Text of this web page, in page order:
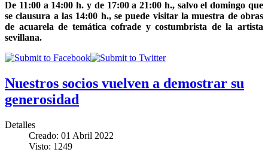
De 11:00 a 14:00 h. y de 17:00 a 21:00 h., salvo el domingo que
se clausura a las 14:00 h., se puede visitar la muestra de obras
de acuarela de temática cofrade y costumbrista de la artista
sevillana.
Nuestros socios vuelven a demostrar su
generosidad
Detalles
Creado: 01 Abril 2022
Visto: 1249